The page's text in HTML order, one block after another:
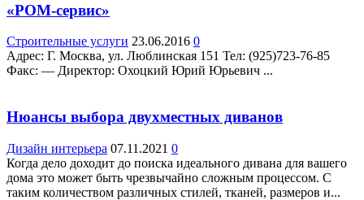
«РОМ-сервис»
Строительные услуги 23.06.2016 0
Адрес: Г. Москва, ул. Люблинская 151 Teл: (925)723-76-85
Факс: — Директор: Охоцкий Юрий Юрьевич ...
Нюансы выбора двухместных диванов
Дизайн интерьера 07.11.2021 0
Когда дело доходит до поиска идеального дивана для вашего
дома это может быть чрезвычайно сложным процессом. С
таким количеством различных стилей, тканей, размеров и...